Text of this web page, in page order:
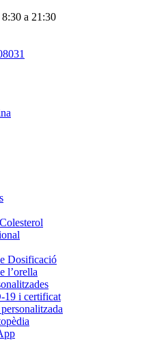
a 21:30
Dosificació
l’orella
19 i certificat